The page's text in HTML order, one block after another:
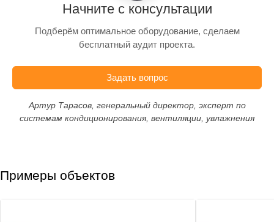
Начните с консультации
Подберём оптимальное оборудование, сделаем
бесплатный аудит проекта.
Задать вопрос
Артур Тарасов, генеральный директор, эксперт по
системам кондиционирования, вентиляции, увлажнения
Примеры объектов